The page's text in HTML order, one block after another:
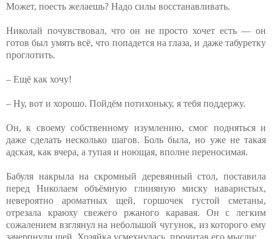
Может, поесть желаешь? Надо силы восстанавливать.
Николай почувствовал, что он не просто хочет есть — он
готов был умять всё, что попадется на глаза, и даже табуретку
проглотить.
– Ещё как хочу!
– Ну, вот и хорошо. Пойдём потихоньку, я тебя поддержу.
Он, к своему собственному изумлению, смог подняться и
даже сделать несколько шагов. Боль была, но уже не такая
адская, как вчера, а тупая и ноющая, вполне переносимая.
Бабуля накрыла на скромный деревянный стол, поставила
перед Николаем объёмную глиняную миску наваристых,
невероятно ароматных щей, горшочек густой сметаны,
отрезала краюху свежего ржаного каравая. Он с легким
сожалением взглянул на небольшой чугунок, из которого ему
зачерпнули щей. Хозяйка усмехнулась, прочитав его мысли: